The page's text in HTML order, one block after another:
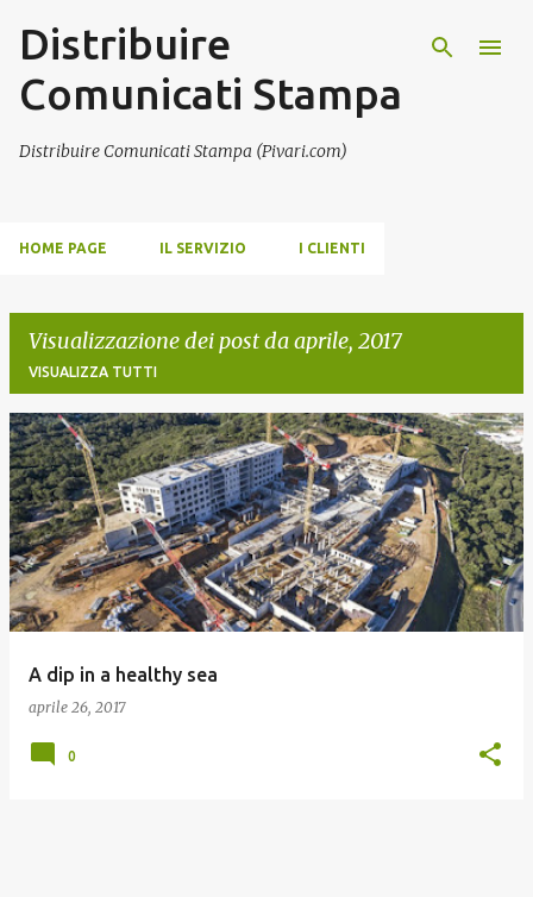
Passa ai contenuti principali
Distribuire
Comunicati Stampa
Distribuire Comunicati Stampa (Pivari.com)
HOME PAGE IL SERVIZIO I CLIENTI
Visualizzazione dei post da aprile, 2017
VISUALIZZA TUTTI
P
o
s
t
A dip in a healthy sea
aprile 26, 2017
0